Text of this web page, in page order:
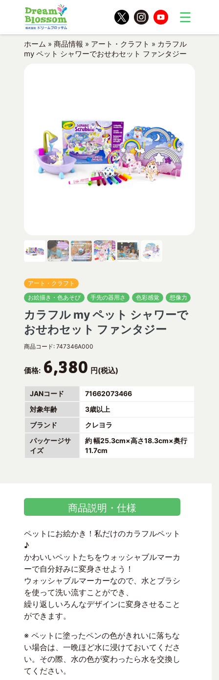
ホーム » 商品情報 » アート・クラフト » カラフル
my ペット シャワーでおせわセット ファンタジー
アート・クラフト
お絵描き・色あそび
手先の器用さ 色彩感覚 想像力
カラフル my ペット シャワーで
おせわセット ファンタジー
商品コード: 747346A000
価格: 6,380 円(税込)
JANコード
71662073466
対象年齢
3歳以上
ブランド
クレヨラ
パッケージサ
イズ
約 幅25.3cm×高さ18.3cm×奥行
11.7cm
商品説明・仕様
ペットにお絵かき！私だけのカラフルペット
♪
かわいいペットたちをウォッシャブルマーカ
ーで自分好みに変身させよう！
ウォッシャブルマーカーなので、水とブラシ
を使って洗い流すことができ、
繰り返しいろんなデザインに変身させること
ができます。
※ ペットに塗ったペンの色がきれいに落ちな
い場合は、一晩ほど水に浸けておいてくださ
い。その際、水の色が変わったら水を交換し
てください。